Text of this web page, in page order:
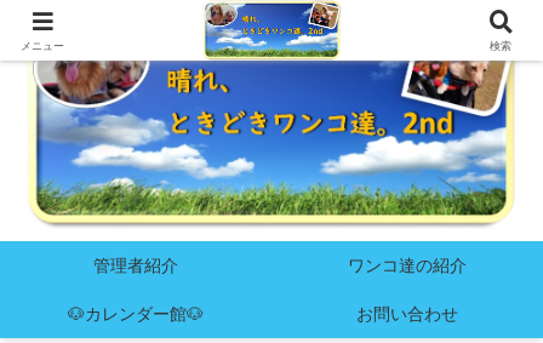
管理者紹介 ワンコ達の紹介
🐶カレンダー館🐶 お問い合わせ
メニュー 検索